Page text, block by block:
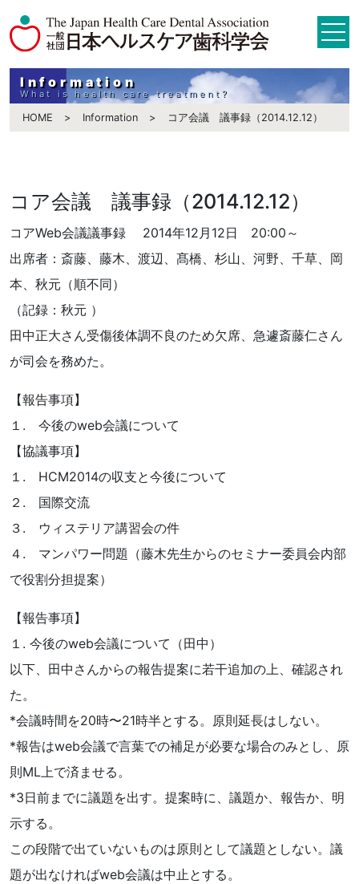
Information
What is health care treatment?
HOME Information コア会議 議事録（2014.12.12）
コア会議 議事録（2014.12.12）
コアWeb会議議事録 2014年12月12日 20:00～
出席者：斎藤、藤木、渡辺、髙橋、杉山、河野、千草、岡
本、秋元（順不同）
（記録：秋元 ）
田中正大さん受傷後体調不良のため欠席、急遽斎藤仁さん
が司会を務めた。
【報告事項】
１. 今後のweb会議について
【協議事項】
１. HCM2014の収支と今後について
２. 国際交流
３. ウィステリア講習会の件
４. マンパワー問題（藤木先生からのセミナー委員会内部
で役割分担提案）
【報告事項】
１. 今後のweb会議について（田中）
以下、田中さんからの報告提案に若干追加の上、確認され
た。
*会議時間を20時〜21時半とする。原則延長はしない。
*報告はweb会議で言葉での補足が必要な場合のみとし、原
則ML上で済ませる。
*3日前までに議題を出す。提案時に、議題か、報告か、明
示する。
この段階で出ていないものは原則として議題としない。議
題が出なければweb会議は中止とする。